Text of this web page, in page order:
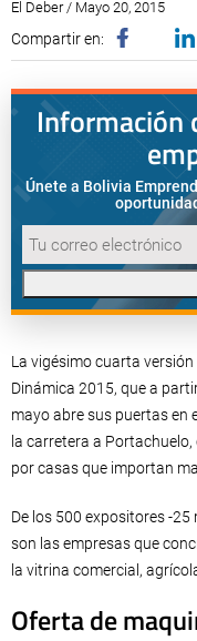
El Deber / Mayo 20, 2015
Compartir en:
Información
Únete a Bolivia
La vigésimo cuarta
Dinámica 2015, que a
mayo abre sus puertas en
la carretera a
por casas que importan
De los 500 expositores -
son las empresas que
la vitrina comercial,
Oferta de